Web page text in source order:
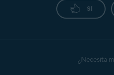
SÍ
¿Necesita